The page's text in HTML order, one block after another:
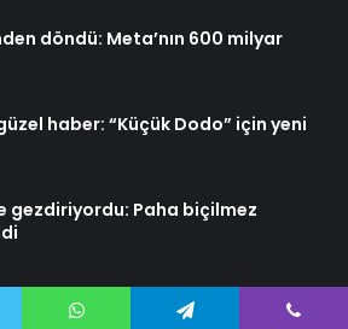
döndü: Meta’nın 600 milyar
haber: “Küçük Dodo” için yeni
gezdiriyordu: Paha biçilmez